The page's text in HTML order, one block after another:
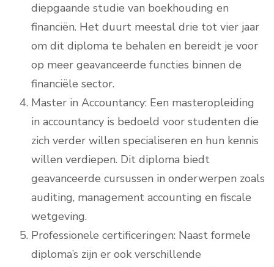
diepgaande studie van boekhouding en
financiën. Het duurt meestal drie tot vier jaar
om dit diploma te behalen en bereidt je voor
op meer geavanceerde functies binnen de
financiële sector.
Master in Accountancy: Een masteropleiding
in accountancy is bedoeld voor studenten die
zich verder willen specialiseren en hun kennis
willen verdiepen. Dit diploma biedt
geavanceerde cursussen in onderwerpen zoals
auditing, management accounting en fiscale
wetgeving.
Professionele certificeringen: Naast formele
diploma’s zijn er ook verschillende